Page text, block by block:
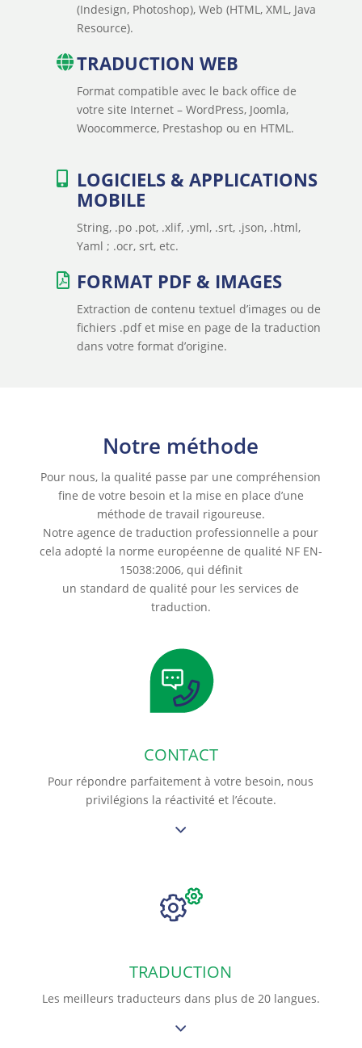
(Indesign, Photoshop), Web (HTML, XML, Java
Resource).
TRADUCTION WEB
Format compatible avec le back office de
votre site Internet – WordPress, Joomla,
Woocommerce, Prestashop ou en HTML.
LOGICIELS & APPLICATIONS
MOBILE
String, .po .pot, .xlif, .yml, .srt, .json, .html,
Yaml ; .ocr, srt, etc.
FORMAT PDF & IMAGES
Extraction de contenu textuel d’images ou de
fichiers .pdf et mise en page de la traduction
dans votre format d’origine.
Notre méthode
Pour nous, la qualité passe par une compréhension
fine de votre besoin et la mise en place d’une
méthode de travail rigoureuse.
Notre agence de traduction professionnelle a pour
cela adopté la norme européenne de qualité NF EN-
15038:2006, qui définit
un standard de qualité pour les services de
traduction.
CONTACT
Pour répondre parfaitement à votre besoin, nous
privilégions la réactivité et l’écoute.
TRADUCTION
Les meilleurs traducteurs dans plus de 20 langues.